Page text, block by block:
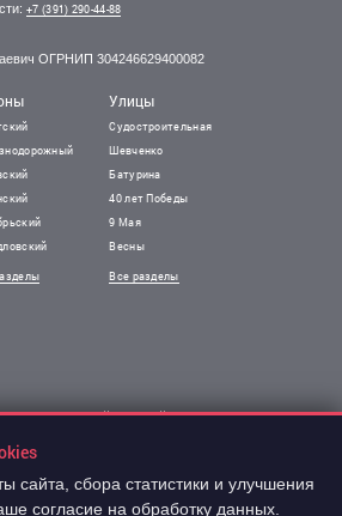
+7 (391) 290-44-88
ОГРНИП 304246629400082
Улицы
Судостроительная
Шевченко
Батурина
40 лет Победы
9 Мая
Весны
Все разделы
публичной офертой.
гиперссылка.
сайта, сбора статистики и улучшения
согласие на обработку данных.